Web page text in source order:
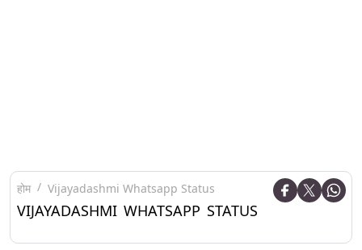
होम Vijayadashmi Whatsapp Status
VIJAYADASHMI WHATSAPP STATUS